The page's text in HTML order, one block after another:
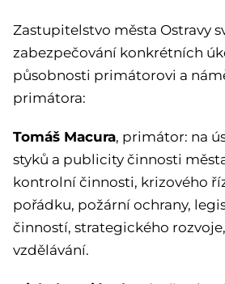
Zastupitelstvo města Ostravy
zabezpečování konkrétních
působnosti primátorovi a
primátora:
Tomáš Macura, primátor: na
styků a publicity činnosti
kontrolní činnosti, krizového
pořádku, požární ochrany,
činností, strategického
vzdělávání.